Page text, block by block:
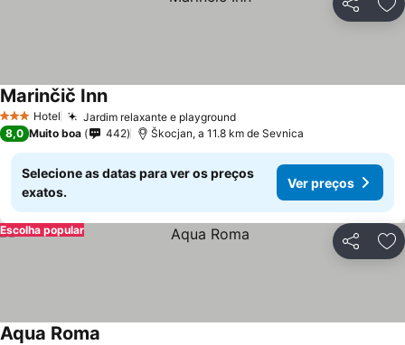
Partilhar
3 EstrelasHotel Jardim relaxante e playground
Marinčič Inn
8,0 Muito boa 442 Škocjan, a 11.8 km de Sevnica
Selecione as datas para ver os preços
exatos.
Ver preços
Partilhar
Escolha popular
Aqua Roma